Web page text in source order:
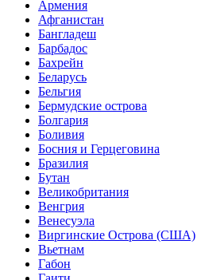
Армения
Афганистан
Бангладеш
Барбадос
Бахрейн
Беларусь
Бельгия
Бермудские острова
Болгария
Боливия
Босния и Герцеговина
Бразилия
Бутан
Великобритания
Венгрия
Венесуэла
Виргинские Острова (США)
Вьетнам
Габон